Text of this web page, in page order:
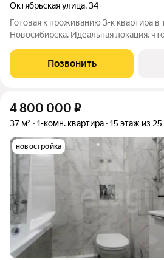
Октябрьская улица,34
Готовая к проживанию 3-к квартира в
Новосибирска. Идеальная локация,
находясь при этом в центре событий и
пространства города. Планировка
Позвонить
4 800 000 ₽
37 м² 1-комн. квартира 15 этаж из 25
новостройка